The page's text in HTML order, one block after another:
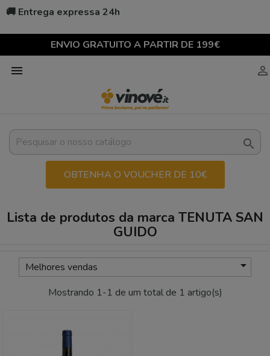
🚚 Entrega expressa 24h
ENVIO GRATUITO A PARTIR DE 199€
 

OBTENHA O VOUCHER DE 10€
Lista de produtos da marca TENUTA SAN
GUIDO
Melhores vendas 
Mostrando 1-1 de um total de 1 artigo(s)